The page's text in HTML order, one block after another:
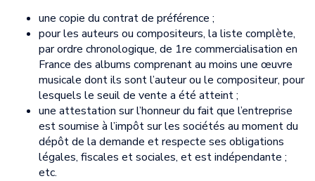
une copie du contrat de préférence ;
pour les auteurs ou compositeurs, la liste complète,
par ordre chronologique, de 1re commercialisation en
France des albums comprenant au moins une œuvre
musicale dont ils sont l’auteur ou le compositeur, pour
lesquels le seuil de vente a été atteint ;
une attestation sur l’honneur du fait que l’entreprise
est soumise à l’impôt sur les sociétés au moment du
dépôt de la demande et respecte ses obligations
légales, fiscales et sociales, et est indépendante ;
etc.